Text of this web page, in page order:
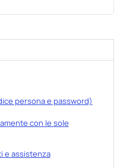
persona e password)
con le sole
e assistenza